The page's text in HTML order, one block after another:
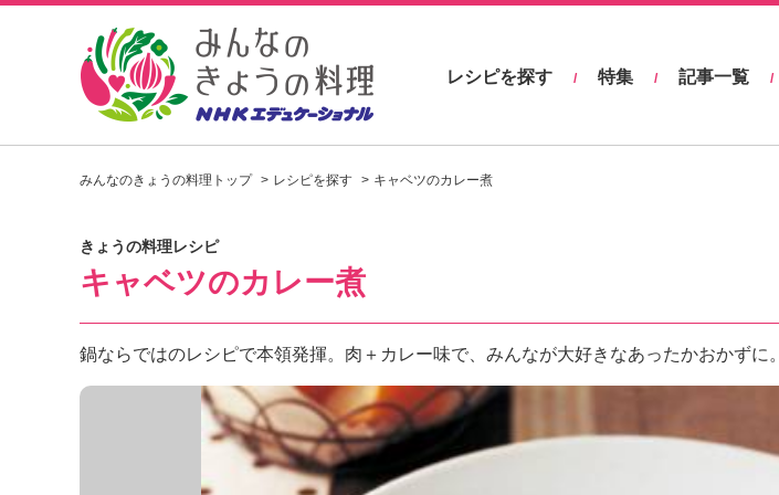
し
見
つ
け
よ
う
。
H
レシピを探す / 特集 / 記事一覧 /
みんなのきょうの料理トップ レシピを探す キャベツのカレー煮
きょうの料理レシピ
キャベツのカレー煮
鍋ならではのレシピで本領発揮。肉＋カレー味で、みんなが大好きなあったかおかずに。